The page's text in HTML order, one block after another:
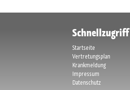
Schnellzugriff
Startseite
Vertretungsplan
Krankmeldung
Impressum
Datenschutz